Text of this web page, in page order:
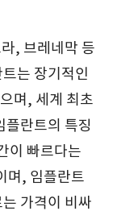
, 브레네막 등
는 장기적인
며, 세계 최초
플란트의 특징
이 빠르다는
며, 임플란트
가격이 비싸